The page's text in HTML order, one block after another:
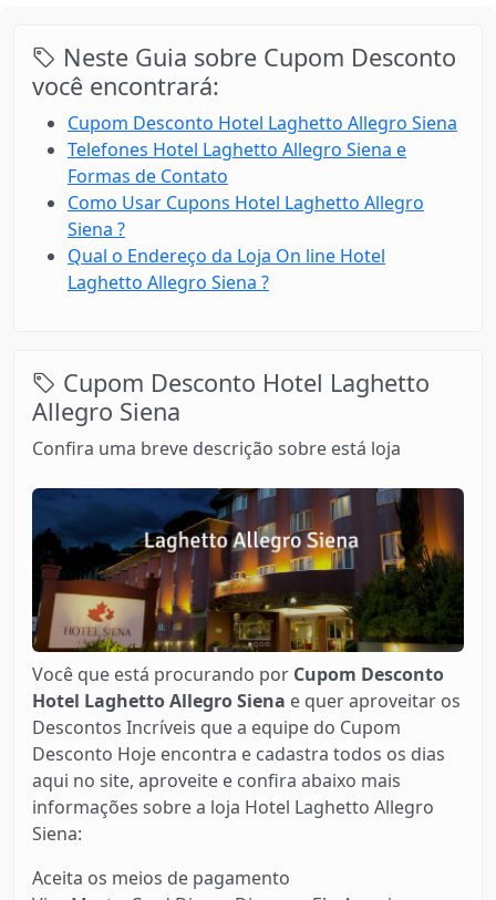
Neste Guia sobre Cupom Desconto
você encontrará:
Cupom Desconto Hotel Laghetto Allegro Siena
Telefones Hotel Laghetto Allegro Siena e
Formas de Contato
Como Usar Cupons Hotel Laghetto Allegro
Siena ?
Qual o Endereço da Loja On line Hotel
Laghetto Allegro Siena ?
Cupom Desconto Hotel Laghetto
Allegro Siena
Confira uma breve descrição sobre está loja
Você que está procurando por Cupom Desconto
Hotel Laghetto Allegro Siena e quer aproveitar os
Descontos Incríveis que a equipe do Cupom
Desconto Hoje encontra e cadastra todos os dias
aqui no site, aproveite e confira abaixo mais
informações sobre a loja Hotel Laghetto Allegro
Siena:
Aceita os meios de pagamento